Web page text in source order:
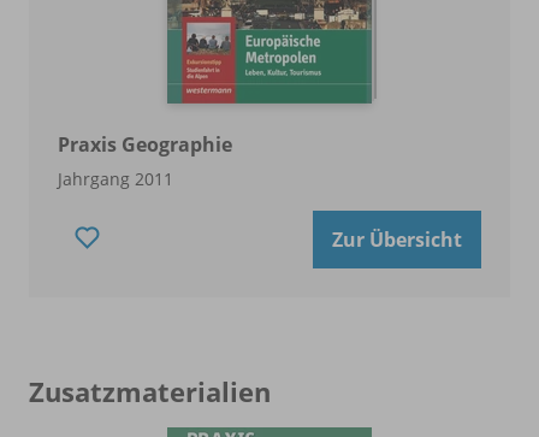
Praxis Geographie
Jahrgang 2011
Zur Übersicht
Zusatzmaterialien